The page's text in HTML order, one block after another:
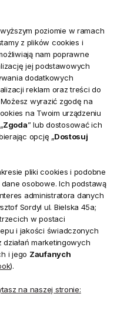
a zarazem lekka
komoda, która łączy w sobie
lekką, nowoczesną formą.
gdzie liczy się
Arthur Park
zrecyklingowanego
naturalną strukturą i
dekoracyjnym
, tworzących subtelny,
osadzona na
meblowi lekkości i
podkreśla
poziomie w ramach
z plików cookies i
nam poprawne
jej podstawowych
dodatkowych
reklam oraz treści do
wyrazić zgodę na
na Twoim urządzeniu
Zgoda” lub dostosować ich
opcję „Dostosuj
pliki cookies i podobne
osobowe. Ich podstawą
administratora danych
Sordyl ul. Bielska 45a;
w postaci
i jakości świadczonych
działań marketingowych
i jego Zaufanych
).
na naszej stronie: